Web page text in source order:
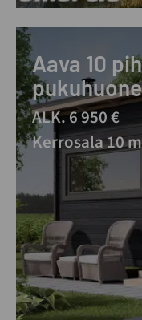
Aava 10
ALK. 6 950 €
Kerrosala 10